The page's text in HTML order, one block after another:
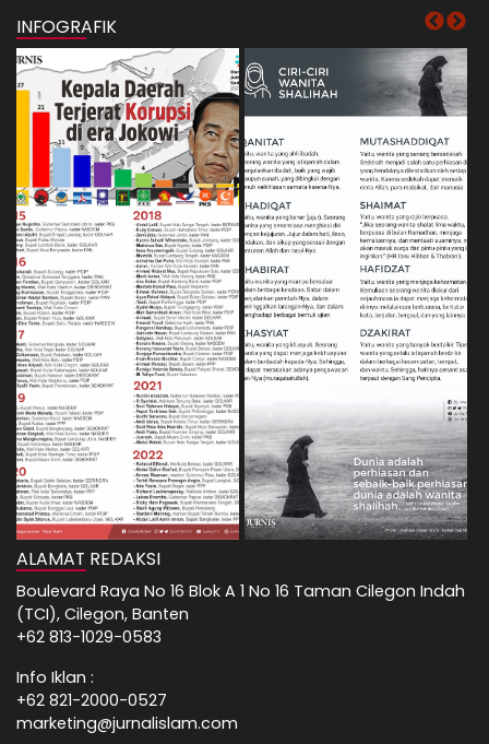
INFOGRAFIK
ALAMAT REDAKSI
Boulevard Raya No 16 Blok A 1 No 16 Taman Cilegon Indah
(TCI), Cilegon, Banten
+62 813-1029-0583
Info Iklan :
+62 821-2000-0527
marketing@jurnalislam.com